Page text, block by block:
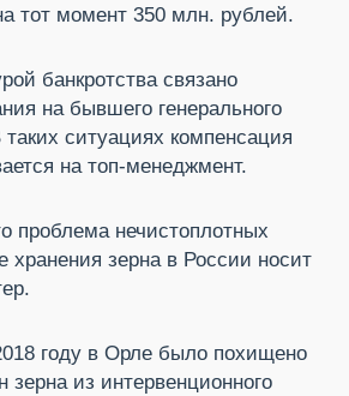
тот момент 350 млн. рублей.
банкротства связано
на бывшего генерального
ситуациях компенсация
на топ-менеджмент.
проблема нечистоплотных
хранения зерна в России носит
году в Орле было похищено
зерна из интервенционного